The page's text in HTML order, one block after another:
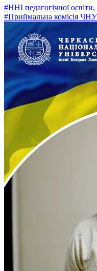
#ННІ педагогічної
#Приймальна комісія ЧНУ